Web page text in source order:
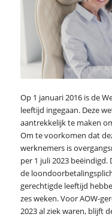
Op 1 januari 2016 is de
leeftijd ingegaan. Deze
aantrekkelijk te maken
Om te voorkomen dat
werknemers is
per 1 juli 2023
de
gerechtigde leeftijd
zes weken. Voor AOW-
2023 al ziek waren, blijft